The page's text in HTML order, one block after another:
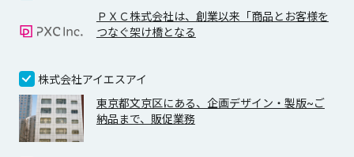
ＰＸＣ株式会社は、創業以来「商品とお客様を
つなぐ架け橋となる
株式会社アイエスアイ
東京都文京区にある、企画デザイン・製版~ご
納品まで、販促業務